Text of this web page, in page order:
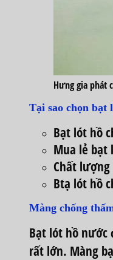
Hưng gia phát
Tại sao chọn bạt
Bạt lót hồ
Mua lẻ bạt
Chất
Btạ lót hồ
Màng chống
Bạt lót hồ nước
rất lớn. Màng